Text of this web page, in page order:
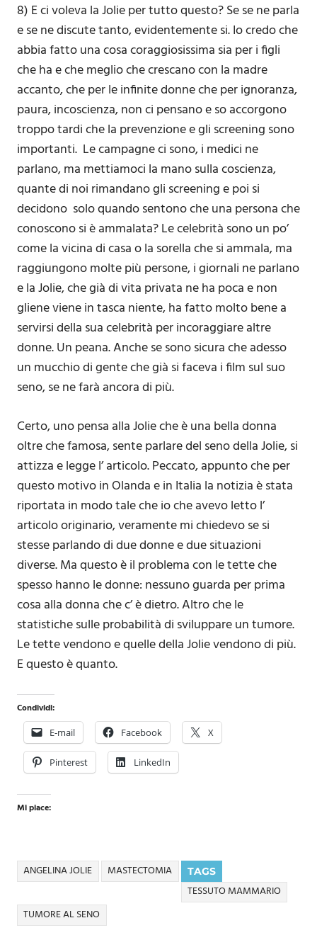
8) E ci voleva la Jolie per tutto questo? Se se ne parla
e se ne discute tanto, evidentemente si. Io credo che
abbia fatto una cosa coraggiosissima sia per i figli
che ha e che meglio che crescano con la madre
accanto, che per le infinite donne che per ignoranza,
paura, incoscienza, non ci pensano e so accorgono
troppo tardi che la prevenzione e gli screening sono
importanti. Le campagne ci sono, i medici ne
parlano, ma mettiamoci la mano sulla coscienza,
quante di noi rimandano gli screening e poi si
decidono solo quando sentono che una persona che
conoscono si è ammalata? Le celebrità sono un po’
come la vicina di casa o la sorella che si ammala, ma
raggiungono molte più persone, i giornali ne parlano
e la Jolie, che già di vita privata ne ha poca e non
gliene viene in tasca niente, ha fatto molto bene a
servirsi della sua celebrità per incoraggiare altre
donne. Un peana. Anche se sono sicura che adesso
un mucchio di gente che già si faceva i film sul suo
seno, se ne farà ancora di più.
Certo, uno pensa alla Jolie che è una bella donna
oltre che famosa, sente parlare del seno della Jolie, si
attizza e legge l’ articolo. Peccato, appunto che per
questo motivo in Olanda e in Italia la notizia è stata
riportata in modo tale che io che avevo letto l’
articolo originario, veramente mi chiedevo se si
stesse parlando di due donne e due situazioni
diverse. Ma questo è il problema con le tette che
spesso hanno le donne: nessuno guarda per prima
cosa alla donna che c’ è dietro. Altro che le
statistiche sulle probabilità di sviluppare un tumore.
Le tette vendono e quelle della Jolie vendono di più.
E questo è quanto.
Condividi:
E-mail Facebook X
Pinterest LinkedIn
Mi piace:
TAGS
ANGELINA JOLIE
MASTECTOMIA
TESSUTO MAMMARIO
TUMORE AL SENO